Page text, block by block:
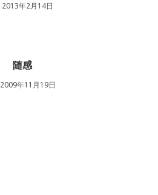
2013年2月14日
随感
2009年11月19日